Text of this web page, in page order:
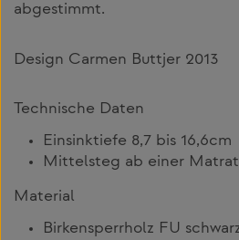
abgestimmt.
Design Carmen Buttjer 2013
Technische Daten
Einsinktiefe 8,7 bis 16,6cm
Mittelsteg ab einer
Material
Birkensperrholz FU